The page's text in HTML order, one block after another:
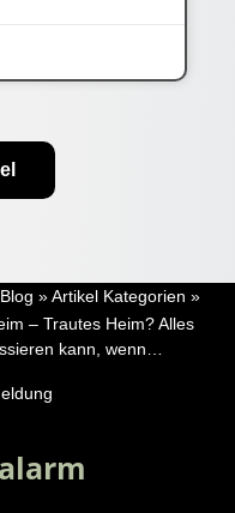
Blog » Artikel Kategorien »
– Trautes Heim? Alles
kann, wenn…